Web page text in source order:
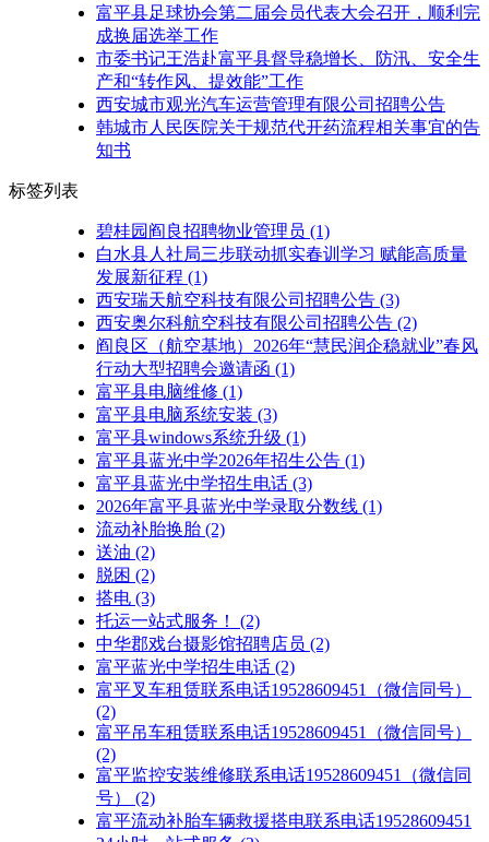
富平县足球协会第二届会员代表大会召开，顺利完
成换届选举工作
市委书记王浩赴富平县督导稳增长、防汛、安全生
产和“转作风、提效能”工作
西安城市观光汽车运营管理有限公司招聘公告
韩城市人民医院关于规范代开药流程相关事宜的告
知书
标签列表
碧桂园阎良招聘物业管理员 (1)
白水县人社局三步联动抓实春训学习 赋能高质量
发展新征程 (1)
西安瑞天航空科技有限公司招聘公告 (3)
西安奥尔科航空科技有限公司招聘公告 (2)
阎良区（航空基地）2026年“慧民润企稳就业”春风
行动大型招聘会邀请函 (1)
富平县电脑维修 (1)
富平县电脑系统安装 (3)
富平县windows系统升级 (1)
富平县蓝光中学2026年招生公告 (1)
富平县蓝光中学招生电话 (3)
2026年富平县蓝光中学录取分数线 (1)
流动补胎换胎 (2)
送油 (2)
脱困 (2)
搭电 (3)
托运一站式服务！
(2)
中华郡戏台摄影馆招聘店员 (2)
富平蓝光中学招生电话 (2)
富平叉车租赁联系电话19528609451（微信同号）
(2)
富平吊车租赁联系电话19528609451（微信同号）
(2)
富平监控安装维修联系电话19528609451（微信同
号）
(2)
富平流动补胎车辆救援搭电联系电话19528609451